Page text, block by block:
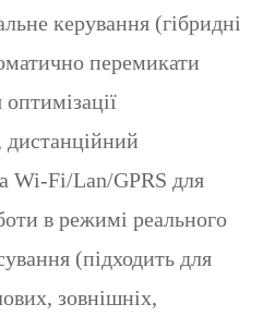
керування (гібридні
перемикати
дистанційний
Wi-Fi/Lan/GPRS для
в режимі реального
(підходить для
зовнішніх,